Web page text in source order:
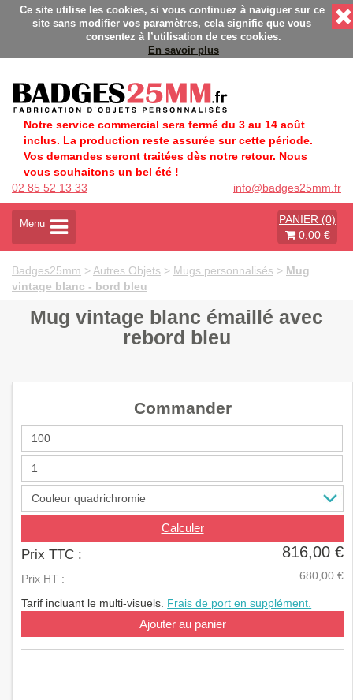
- Fabrication Française éco-responsable - Délais
Ce site utilise les cookies, si vous continuez à naviguer sur ce
site sans modifier vos paramètres, cela signifie que vous
consentez à l’utilisation de ces cookies.
En savoir plus
Notre service commercial sera fermé du 3 au 14 août
inclus. La production reste assurée sur cette période.
Vos demandes seront traitées dès notre retour. Nous
vous souhaitons un bel été !
02 85 52 13 33
info@badges25mm.fr
A
t
v
e
Menu
PANIER (0)
0,00 €
Badges25mm > Autres Objets > Mugs personnalisés > Mug
vintage blanc - bord bleu
Mug vintage blanc émaillé avec
rebord bleu
Commander
Calculer
Prix TTC : 816,00 €
Prix HT : 680,00 €
Tarif incluant le multi-visuels. Frais de port en supplément.
Ajouter au panier